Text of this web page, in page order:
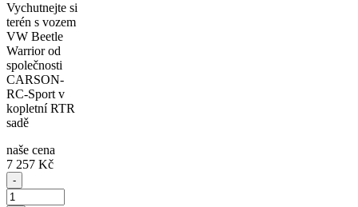
Vychutnejte si
terén s vozem
VW Beetle
Warrior od
společnosti
CARSON-
RC-Sport v
kopletní RTR
sadě
naše cena
7 257 Kč
-